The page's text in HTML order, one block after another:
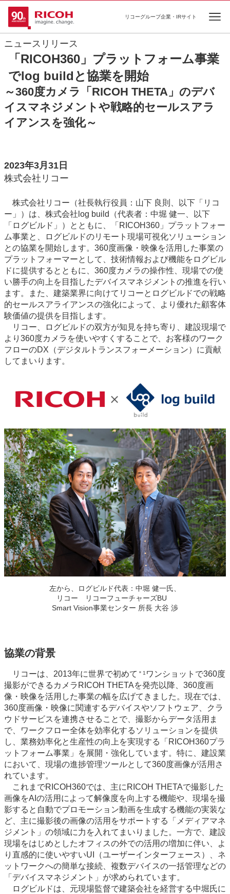
リコーグループ企業・IRサイト
ニュースリリース
「RICOH360」プラットフォーム事業
でlog buildと協業を開始
～360度カメラ「RICOH THETA」のデバ
イスマネジメントや戦略的セールスアラ
イアンスを強化～
2023年3月31日
株式会社リコー
株式会社リコー（社長執行役員：山下 良則、以下「リコ
ー」）は、株式会社log build（代表者：中堀 健一、以下
「ログビルド」）とともに、「RICOH360」プラットフォー
ム事業と、ログビルドのリモート現場可視化ソリューション
との協業を開始します。360度画像・映像を活用した事業の
プラットフォーマーとして、技術情報および機能をログビル
ドに提供するとともに、360度カメラの操作性、現場での使
い勝手の向上を目指したデバイスマネジメントの推進を行い
ます。また、建築業界に向けてリコーとログビルドでの戦略
的セールスアライアンスの強化によって、より優れた顧客体
験価値の提供を目指します。
リコー、ログビルドの双方が知見を持ち寄り、建設現場で
より360度カメラを使いやすくすることで、お客様のワーク
フローのDX（デジタルトランスフォーメーション）に貢献
してまいります。
左から、ログビルド代表：中堀 健一氏、
リコー リコーフューチャーズBU
Smart Vision事業センター 所長 大谷 渉
協業の背景
リコーは、2013年に世界で初めて ＊1 ワンショットで360度
撮影ができるカメラRICOH THETAを発売以降、360度画
像・映像を活用した事業の幅を広げてきました。現在では、
360度画像・映像に関連するデバイスやソフトウェア、クラ
ウドサービスを連携させることで、撮影からデータ活用ま
で、ワークフロー全体を効率化するソリューションを提供
し、業務効率化と生産性の向上を実現する「RICOH360プラ
ットフォーム事業」を展開・強化しています。特に、建設業
において、現場の進捗管理ツールとして360度画像が活用さ
れています。
これまでRICOH360では、主にRICOH THETAで撮影した
画像をAIの活用によって解像度を向上する機能や、現場を撮
影すると自動でプロモーション動画を生成する機能の実装な
ど、主に撮影後の画像の活用をサポートする「メディアマネ
ジメント」の領域に力を入れてまいりました。一方で、建設
現場をはじめとしたオフィスの外での活用の増加に伴い、よ
り直感的に使いやすいUI（ユーザーインターフェース）、ネ
ットワークへの簡単な接続、複数デバイスの一括管理などの
「デバイスマネジメント」が求められています。
ログビルドは、元現場監督で建築会社を経営する中堀氏に